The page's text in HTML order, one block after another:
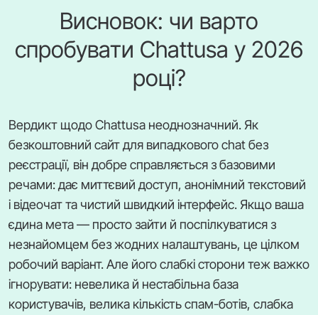
Висновок: чи варто
спробувати Chattusa у 2026
році?
Вердикт щодо Chattusa неоднозначний. Як
безкоштовний сайт для випадкового chat без
реєстрації, він добре справляється з базовими
речами: дає миттєвий доступ, анонімний текстовий
і відеочат та чистий швидкий інтерфейс. Якщо ваша
єдина мета — просто зайти й поспілкуватися з
незнайомцем без жодних налаштувань, це цілком
робочий варіант. Але його слабкі сторони теж важко
ігнорувати: невелика й нестабільна база
користувачів, велика кількість спам-ботів, слабка